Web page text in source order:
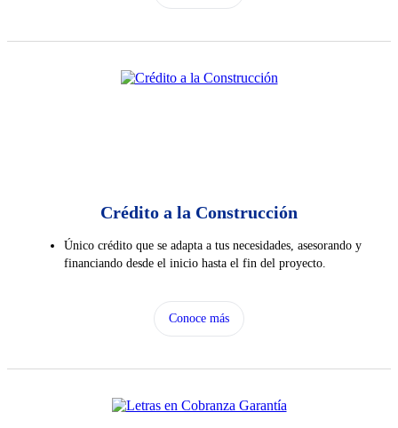
Crédito a la Construcción
Único crédito que se adapta a tus necesidades, asesorando y
financiando desde el inicio hasta el fin del proyecto.
Conoce más